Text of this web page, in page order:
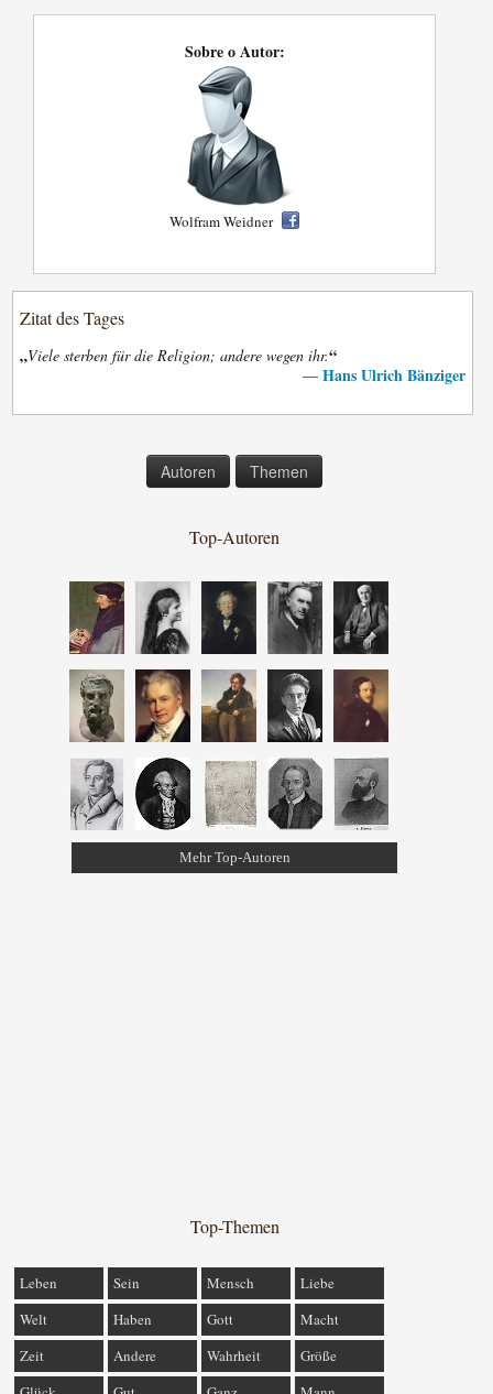
Sobre o Autor:
Wolfram Weidner
Zitat des Tages
„Viele sterben für die Religion; andere wegen ihr.“
— Hans Ulrich Bänziger
Autoren Themen
Top-Autoren
Mehr Top-Autoren
Top-Themen
Leben Sein Mensch
Liebe
Welt
Haben Gott
Macht
Zeit
Andere Wahrheit
Größe